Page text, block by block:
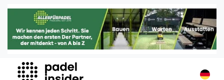
Padel Insider
Home
Organisationen